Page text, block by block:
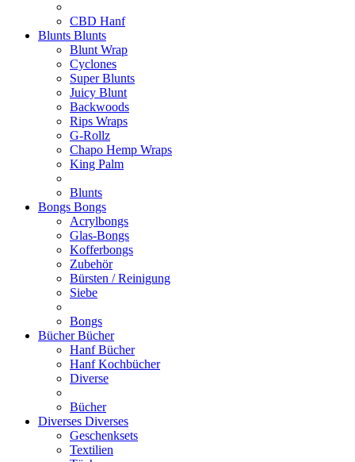
CBD Hanf
Blunts Blunts
Blunt Wrap
Cyclones
Super Blunts
Juicy Blunt
Backwoods
Rips Wraps
G-Rollz
Chapo Hemp Wraps
King Palm
Blunts
Bongs Bongs
Acrylbongs
Glas-Bongs
Kofferbongs
Zubehör
Bürsten / Reinigung
Siebe
Bongs
BücherBücher
Hanf Bücher
Hanf Kochbücher
Diverse
Bücher
Diverses Diverses
Geschenksets
Textilien